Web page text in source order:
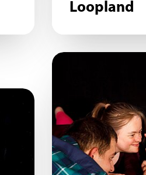
Loopland